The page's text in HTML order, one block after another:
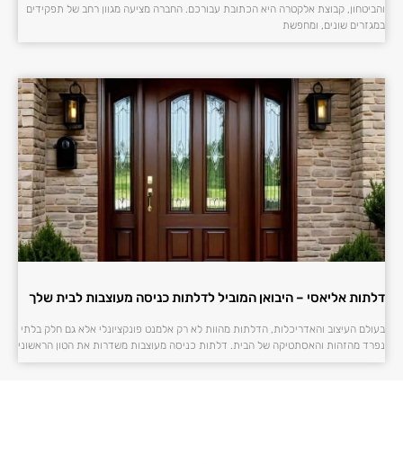
והביטחון, קבוצת אלקטרה היא הכתובת עבורכם. החברה מציעה מגוון רחב של תפקידים
במגזרים שונים, ומחפשת
דלתות אליאסי – היבואן המוביל לדלתות כניסה מעוצבות לבית שלך
בעולם העיצוב והאדריכלות, הדלתות מהוות לא רק אלמנט פונקציונלי אלא גם חלק בלתי
נפרד מהזהות והאסתטיקה של הבית. דלתות כניסה מעוצבות משדרות את הטון הראשוני